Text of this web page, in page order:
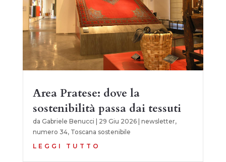
Area Pratese: dove la
sostenibilità passa dai tessuti
da Gabriele Benucci | 29 Giu 2026| newsletter,
numero 34, Toscana sostenibile
LEGGI TUTTO